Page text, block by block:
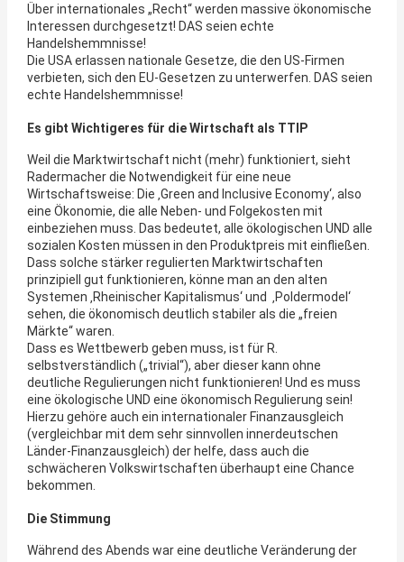
Über internationales „Recht“ werden massive ökonomische
Interessen durchgesetzt! DAS seien echte
Handelshemmnisse!
Die USA erlassen nationale Gesetze, die den US-Firmen
verbieten, sich den EU-Gesetzen zu unterwerfen. DAS seien
echte Handelshemmnisse!
Es gibt Wichtigeres für die Wirtschaft als TTIP
Weil die Marktwirtschaft nicht (mehr) funktioniert, sieht
Radermacher die Notwendigkeit für eine neue
Wirtschaftsweise: Die ‚Green and Inclusive Economy‘, also
eine Ökonomie, die alle Neben- und Folgekosten mit
einbeziehen muss. Das bedeutet, alle ökologischen UND alle
sozialen Kosten müssen in den Produktpreis mit einfließen.
Dass solche stärker regulierten Marktwirtschaften
prinzipiell gut funktionieren, könne man an den alten
Systemen ‚Rheinischer Kapitalismus‘ und ‚Poldermodel‘
sehen, die ökonomisch deutlich stabiler als die „freien
Märkte“ waren.
Dass es Wettbewerb geben muss, ist für R.
selbstverständlich („trivial“), aber dieser kann ohne
deutliche Regulierungen nicht funktionieren! Und es muss
eine ökologische UND eine ökonomisch Regulierung sein!
Hierzu gehöre auch ein internationaler Finanzausgleich
(vergleichbar mit dem sehr sinnvollen innerdeutschen
Länder-Finanzausgleich) der helfe, dass auch die
schwächeren Volkswirtschaften überhaupt eine Chance
bekommen.
Die Stimmung
Während des Abends war eine deutliche Veränderung der